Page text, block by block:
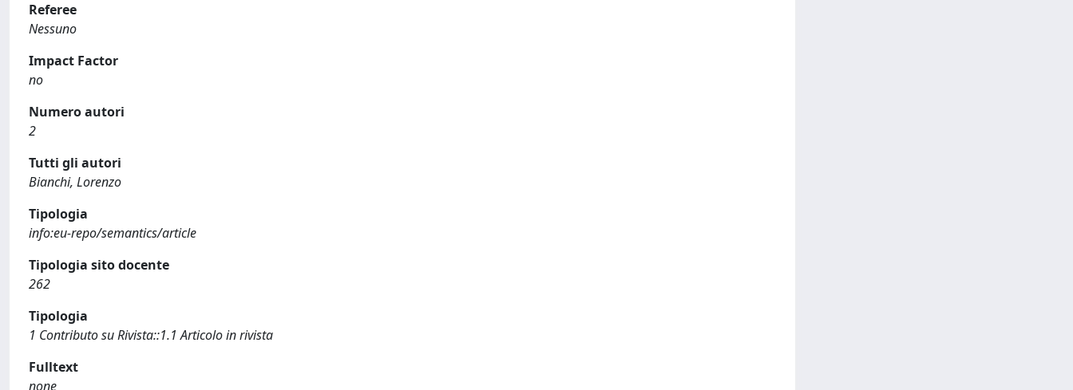
Referee
Nessuno
Impact Factor
no
Numero autori
2
Tutti gli autori
Bianchi, Lorenzo
Tipologia
info:eu-repo/semantics/article
Tipologia sito docente
262
Tipologia
1 Contributo su Rivista::1.1 Articolo in rivista
Fulltext
none